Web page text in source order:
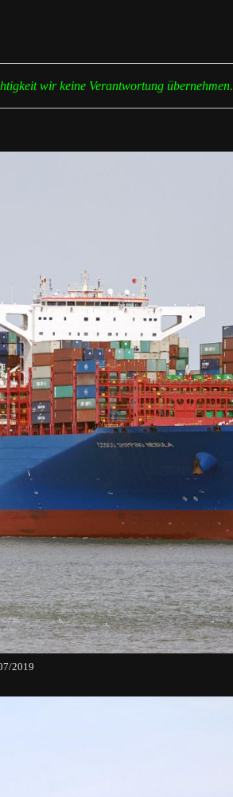
wir keine Verantwortung übernehmen.
2019